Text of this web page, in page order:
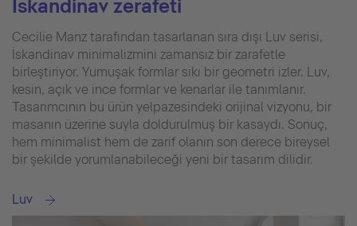
İskandinav zerafeti
Cecilie Manz tarafından tasarlanan sıra dışı Luv serisi,
İskandinav minimalizmini zamansız bir zarafetle
birleştiriyor. Yumuşak formlar sıkı bir geometri izler. Luv,
kesin, açık ve ince formlar ve kenarlar ile tanımlanır.
Tasarımcının bu ürün yelpazesindeki orijinal vizyonu, bir
masanın üzerine suyla doldurulmuş bir kasaydı. Sonuç,
hem minimalist hem de zarif olanın son derece bireysel
bir şekilde yorumlanabileceği yeni bir tasarım dilidir.
Luv